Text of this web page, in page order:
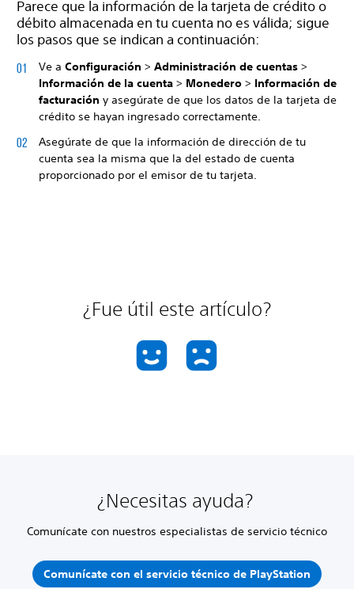
Parece que la información de la tarjeta de crédito o
débito almacenada en tu cuenta no es válida; sigue
los pasos que se indican a continuación:
Ve a Configuración > Administración de cuentas >
Información de la cuenta > Monedero > Información de
facturación y asegúrate de que los datos de la tarjeta de
crédito se hayan ingresado correctamente.
Asegúrate de que la información de dirección de tu
cuenta sea la misma que la del estado de cuenta
proporcionado por el emisor de tu tarjeta.
¿Fue útil este artículo?
¿Necesitas ayuda?
Comunícate con nuestros especialistas de servicio técnico
Comunícate con el servicio técnico de PlayStation